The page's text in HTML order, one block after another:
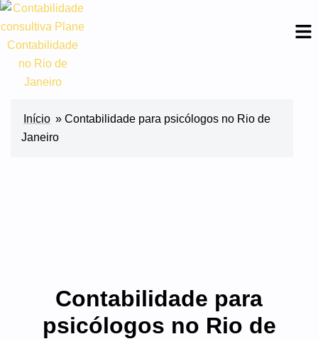
Início » Contabilidade para psicólogos no Rio de
Janeiro
Contabilidade para
psicólogos no Rio de